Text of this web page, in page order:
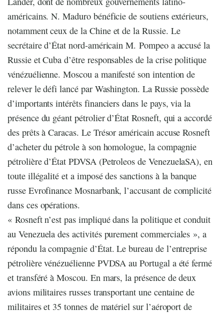
américains. N. Maduro bénéficie de soutiens extérieurs,
notamment ceux de la Chine et de la Russie. Le
secrétaire d’État nord-américain M. Pompeo a accusé la
Russie et Cuba d’être responsables de la crise politique
vénézuélienne. Moscou a manifesté son intention de
relever le défi lancé par Washington. La Russie possède
d’importants intérêts financiers dans le pays, via la
présence du géant pétrolier d’État Rosneft, qui a accordé
des prêts à Caracas. Le Trésor américain accuse Rosneft
d’acheter du pétrole à son homologue, la compagnie
pétrolière d’État PDVSA (Petroleos de VenezuelaSA), en
toute illégalité et a imposé des sanctions à la banque
russe Evrofinance Mosnarbank, l’accusant de complicité
dans ces opérations.
« Rosneft n’est pas impliqué dans la politique et conduit
au Venezuela des activités purement commerciales », a
répondu la compagnie d’État. Le bureau de l’entreprise
pétrolière vénézuélienne PVDSA au Portugal a été fermé
et transféré à Moscou. En mars, la présence de deux
avions militaires russes transportant une centaine de
militaires et 35 tonnes de matériel sur l’aéroport de